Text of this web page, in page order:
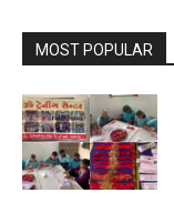
MOST POPULAR